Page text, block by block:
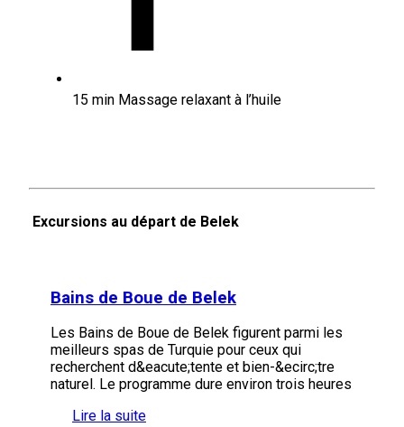
15 min Massage relaxant à l’huile
Excursions au départ de Belek
Bains de Boue de Belek
Les Bains de Boue de Belek figurent parmi les
meilleurs spas de Turquie pour ceux qui
recherchent d&eacute;tente et bien-&ecirc;tre
naturel. Le programme dure environ trois heures
Lire la suite